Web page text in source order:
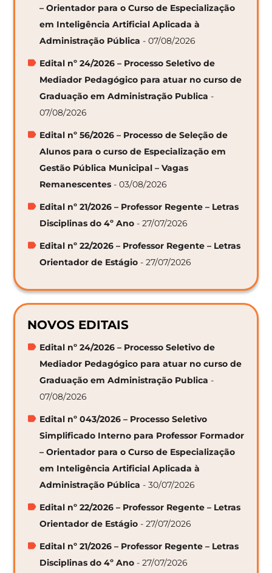
– Orientador para o Curso de Especialização
em Inteligência Artificial Aplicada à
Administração Pública - 07/08/2026
Edital nº 24/2026 – Processo Seletivo de
Mediador Pedagógico para atuar no curso de
Graduação em Administração Publica -
07/08/2026
Edital nº 56/2026 – Processo de Seleção de
Alunos para o curso de Especialização em
Gestão Pública Municipal – Vagas
Remanescentes - 03/08/2026
Edital nº 21/2026 – Professor Regente – Letras
Disciplinas do 4º Ano - 27/07/2026
Edital nº 22/2026 – Professor Regente – Letras
Orientador de Estágio - 27/07/2026
NOVOS EDITAIS
Edital nº 24/2026 – Processo Seletivo de
Mediador Pedagógico para atuar no curso de
Graduação em Administração Publica -
07/08/2026
Edital nº 043/2026 – Processo Seletivo
Simplificado Interno para Professor Formador
– Orientador para o Curso de Especialização
em Inteligência Artificial Aplicada à
Administração Pública - 30/07/2026
Edital nº 22/2026 – Professor Regente – Letras
Orientador de Estágio - 27/07/2026
Edital nº 21/2026 – Professor Regente – Letras
Disciplinas do 4º Ano - 27/07/2026